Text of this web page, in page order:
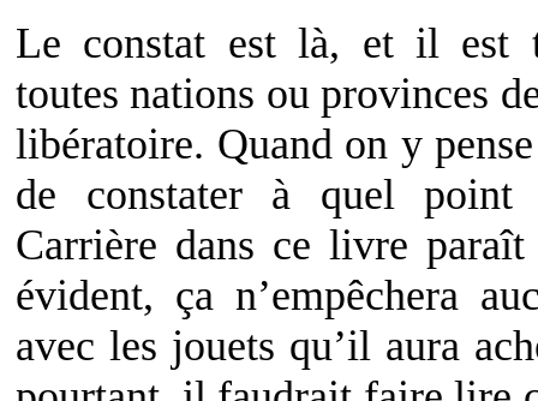
Le constat est là, et il est
toutes nations ou provinces
libératoire. Quand on y
de constater à quel point
Carrière dans ce livre
évident, ça n’empêchera
avec les jouets qu’il aura